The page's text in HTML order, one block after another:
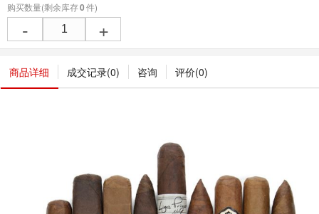
购买数量(剩余库存0件)
- +
商品详细 成交记录(0) 咨询 评价(0)